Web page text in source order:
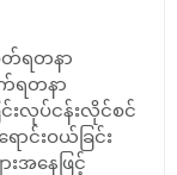
ရတနာ
က်ရတနာ
းလုပ်ငန်းလိုင်စင်
ာင်းဝယ်ခြင်း
အနေဖြင့်